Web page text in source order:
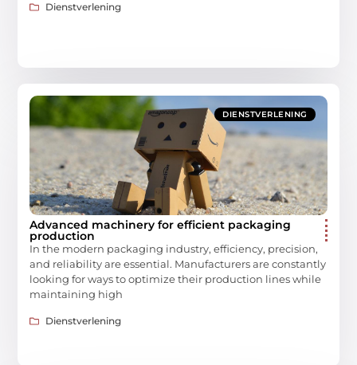
Dienstverlening
DIENSTVERLENING
Advanced machinery for efficient packaging
production
In the modern packaging industry, efficiency, precision,
and reliability are essential. Manufacturers are constantly
looking for ways to optimize their production lines while
maintaining high
Dienstverlening